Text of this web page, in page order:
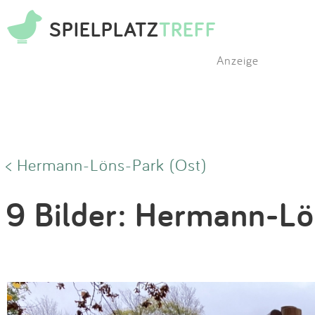
SPIELPLATZTREFF
Anzeige
< Hermann-Löns-Park (Ost)
9 Bilder: Hermann-